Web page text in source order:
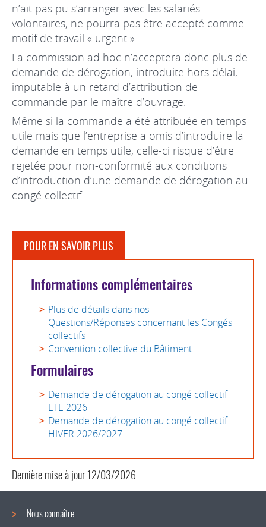
n’ait pas pu s’arranger avec les salariés
volontaires, ne pourra pas être accepté comme
motif de travail « urgent ».
La commission ad hoc n’acceptera donc plus de
demande de dérogation, introduite hors délai,
imputable à un retard d’attribution de
commande par le maître d’ouvrage.
Même si la commande a été attribuée en temps
utile mais que l’entreprise a omis d’introduire la
demande en temps utile, celle-ci risque d’être
rejetée pour non-conformité aux conditions
d’introduction d’une demande de dérogation au
congé collectif.
POUR EN SAVOIR PLUS
Informations complémentaires
Plus de détails dans nos
Questions/Réponses concernant les Congés
collectifs
Convention collective du Bâtiment
Formulaires
Demande de dérogation au congé collectif
ETE 2026
Demande de dérogation au congé collectif
HIVER 2026/2027
Dernière mise à jour12/03/2026
Nous connaître